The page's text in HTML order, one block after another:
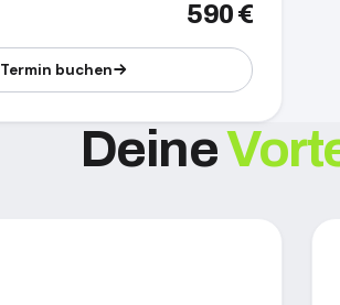
590 €
Termin buchen
Deine